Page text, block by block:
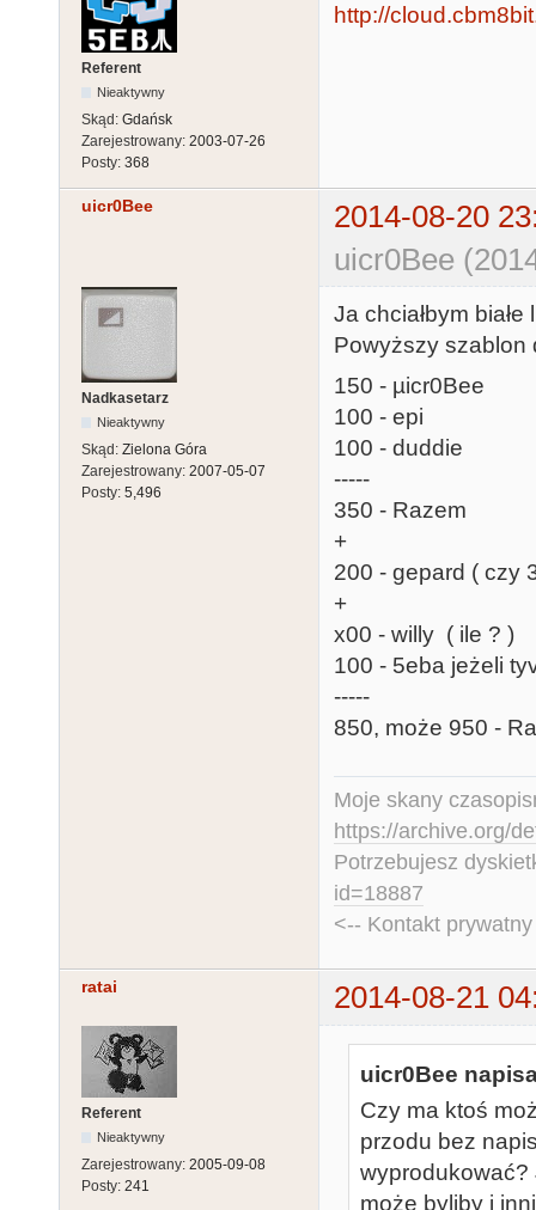
Referent
Nieaktywny
Skąd: Gdańsk
Zarejestrowany: 2003-07-26
Posty: 368
http://
uicr0Bee
2014-08-20
uicr0Bee
Nadkasetarz
Nieaktywny
Skąd: Zielona Góra
Zarejestrowany: 2007-05-07
Posty: 5,496
Ja chciałbym
Powyższy szablon
150 - µicr0Bee
100 - epi
100 - duddie
-----
350 - Razem
+
200 - gepard ( czy
+
x00 - willy ( ile ? )
100 - 5eba jeżeli
-----
850, może 950 -
Moje skany
https://archive.org/
Potrzebujesz
id=18887
<-- Kontakt
ratai 2014-08-21
Referent
Nieaktywny
Zarejestrowany: 2005-09-08
Posty: 241
uicr0Bee
Czy ma ktoś
przodu bez
wyprodukować?
może byliby i